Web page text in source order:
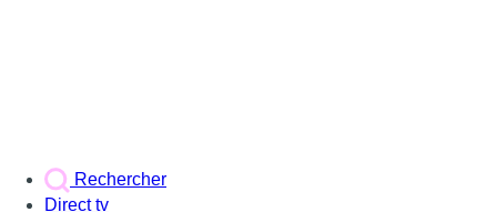
Rechercher
Direct tv